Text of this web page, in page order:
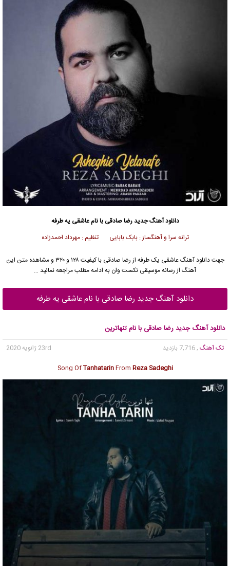
دانلود آهنگ جدیدرضا صادقی با نام عاشقی یه طرفه
ترانه سرا و آهنگساز : بابک بابایی تنظیم : مهرداد احمدزاده
جهت دانلود آهنگ عاشقی یک طرفه از رضا صادقی
با کیفیت ۱۲۸ و ۳۲۰ و مشاهده متن این
آهنگ از رسانه موسیقی نکست وان به ادامه مطلب مراجعه نمائید …
دانلود آهنگ جدید رضا صادقی با نام عاشقی یه طرفه
دانلود آهنگ جدید رضا صادقی با نام تنهاترین
تک آهنگ , 7,716 بازدید
23rd ژانویه 2020
Song OfTanhatarinFrom Reza Sadeghi